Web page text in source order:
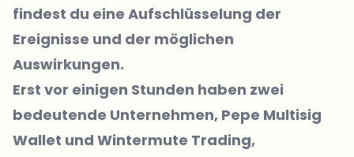
findest du eine Aufschlüsselung der
Ereignisse und der möglichen
Auswirkungen.
Erst vor einigen Stunden haben zwei
bedeutende Unternehmen, Pepe Multisig
Wallet und Wintermute Trading,